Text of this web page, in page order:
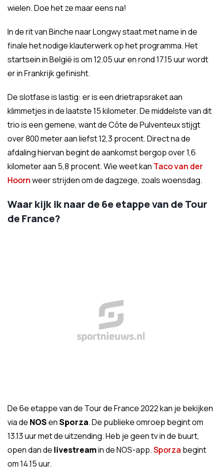
wielen. Doe het ze maar eens na!
In de rit van Binche naar Longwy staat met name in de
finale het nodige klauterwerk op het programma. Het
startsein in België is om 12.05 uur en rond 17.15 uur wordt
er in Frankrijk gefinisht.
De slotfase is lastig: er is een drietrapsraket aan
klimmetjes in de laatste 15 kilometer. De middelste van dit
trio is een gemene, want de Côte de Pulventeux stijgt
over 800 meter aan liefst 12,3 procent. Direct na de
afdaling hiervan begint de aankomst bergop over 1,6
kilometer aan 5,8 procent. Wie weet kan Taco van der
Hoornweer strijden om de dagzege, zoals woensdag.
Waar kijk ik naar de 6e etappe van de Tour
de France?
De 6e etappe van de Tour de France 2022 kan je bekijken
via de NOSenSporza. De publieke omroep begint om
13.13 uur met de uitzending. Heb je geen tv in de buurt,
open dan de livestreamin de NOS-app.Sporza begint
om 14.15 uur.